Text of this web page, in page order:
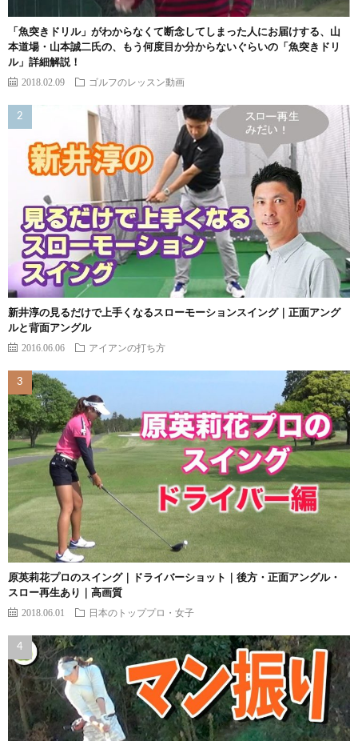
「魚突きドリル」がわからなくて断念してしまった人にお届けする、山
本道場・山本誠二氏の、もう何度目か分からないぐらいの「魚突きドリ
ル」詳細解説！
2018.02.09 ゴルフのレッスン動画
新井淳の見るだけで上手くなるスローモーションスイング｜正面アング
ルと背面アングル
2016.06.06 アイアンの打ち方
原英莉花プロのスイング｜ドライバーショット｜後方・正面アングル・
スロー再生あり｜高画質
2018.06.01 日本のトッププロ・女子